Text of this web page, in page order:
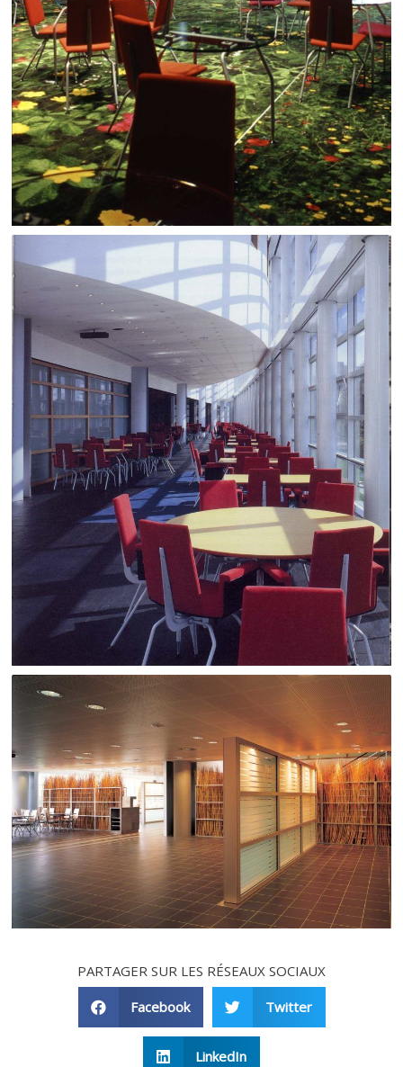
PARTAGER SUR LES RÉSEAUX SOCIAUX
Facebook
Twitter
LinkedIn